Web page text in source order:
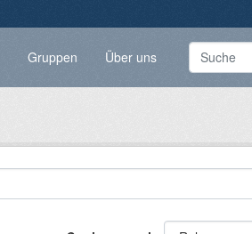
Gruppen Über uns